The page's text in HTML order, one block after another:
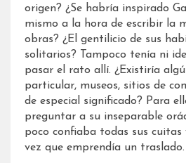
origen? ¿Se habría inspirado
mismo a la hora de escribir la
obras? ¿El gentilicio de sus
solitarios? Tampoco tenía ni
pasar el rato allí. ¿Existiría
particular, museos, sitios de
de especial significado? Para
preguntar a su inseparable
poco confiaba todas sus cuitas
vez que emprendía un traslado.